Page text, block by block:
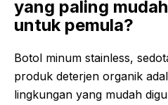
yang paling
untuk pemula?
Botol minum stainless,
produk deterjen organik
lingkungan yang mudah